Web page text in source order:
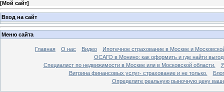
[Мой сайт]
Вход на сайт
Меню сайта
Главная О нас Видео
Ипотечное страхование в Москве и
ОСАГО в Монино: как оформить и где найти
Специалист по недвижимости в Москве или в Московской области.
Витрина финансовых услуг- страхование и не только.
Блог
Определите реальную рыночную цену